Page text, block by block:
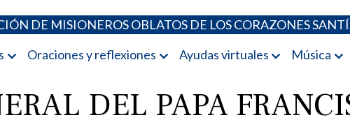
DE MISIONEROS OBLATOS DE LOS CORAZONES
Oraciones y reflexiones Ayudas virtuales Música
DEL PAPA